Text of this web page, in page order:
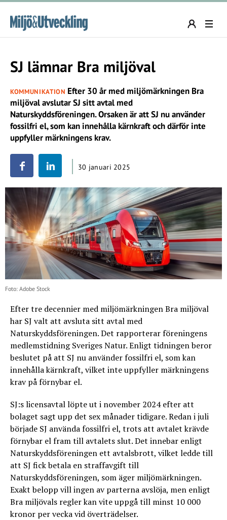
SJ lämnar Bra miljöval
KOMMUNIKATION Efter 30 år med miljömärkningen Bra
miljöval avslutar SJ sitt avtal med
Naturskyddsföreningen. Orsaken är att SJ nu använder
fossilfri el, som kan innehålla kärnkraft och därför inte
uppfyller märkningens krav.
30 januari 2025
Foto: Adobe Stock
Efter tre decennier med miljömärkningen Bra miljöval
har SJ valt att avsluta sitt avtal med
Naturskyddsföreningen. Det rapporterar föreningens
medlemstidning Sveriges Natur. Enligt tidningen beror
beslutet på att SJ nu använder fossilfri el, som kan
innehålla kärnkraft, vilket inte uppfyller märkningens
krav på förnybar el.
SJ:s licensavtal löpte ut i november 2024 efter att
bolaget sagt upp det sex månader tidigare. Redan i juli
började SJ använda fossilfri el, trots att avtalet krävde
förnybar el fram till avtalets slut. Det innebar enligt
Naturskyddsföreningen ett avtalsbrott, vilket ledde till
att SJ fick betala en straffavgift till
Naturskyddsföreningen, som äger miljömärkningen.
Exakt belopp vill ingen av parterna avslöja, men enligt
Bra miljövals regler kan vite uppgå till minst 10 000
kronor per vecka vid överträdelser.